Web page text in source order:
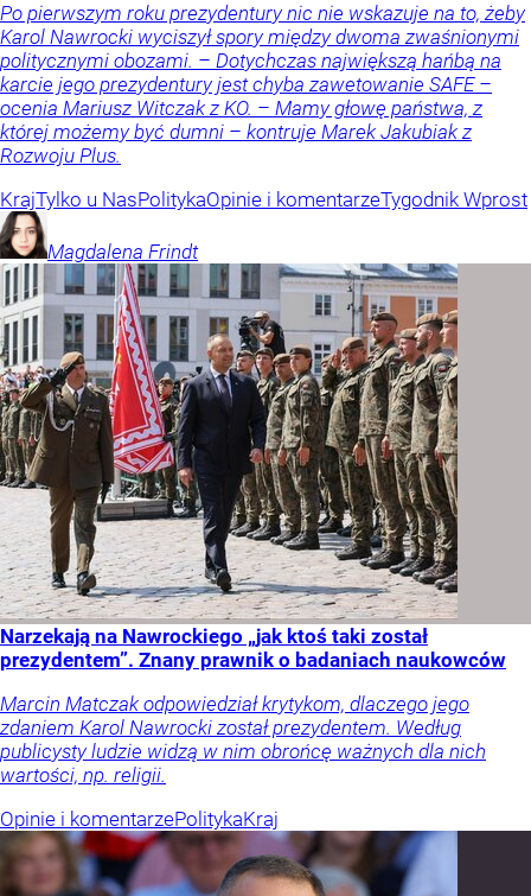
Po pierwszym roku prezydentury nic nie wskazuje na to, żeby
Karol Nawrocki wyciszył spory między dwoma zwaśnionymi
politycznymi obozami. – Dotychczas największą hańbą na
karcie jego prezydentury jest chyba zawetowanie SAFE –
ocenia Mariusz Witczak z KO. – Mamy głowę państwa, z
której możemy być dumni – kontruje Marek Jakubiak z
Rozwoju Plus.
KrajTylko u NasPolitykaOpinie i komentarzeTygodnik Wprost
Magdalena Frindt
Narzekają na Nawrockiego „jak ktoś taki został
prezydentem”. Znany prawnik o badaniach naukowców
Marcin Matczak odpowiedział krytykom, dlaczego jego
zdaniem Karol Nawrocki został prezydentem. Według
publicysty ludzie widzą w nim obrońcę ważnych dla nich
wartości, np. religii.
Opinie i komentarzePolitykaKraj